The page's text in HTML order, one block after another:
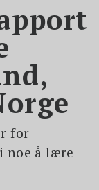
for
noe å lære